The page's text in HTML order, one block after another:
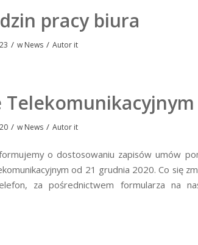
pracy biura
/ w News / Autor it
Telekomunikacyjnym
/ w News / Autor it
o dostosowaniu zapisów umów
od 21 grudnia 2020. Co się
za pośrednictwem formularza na